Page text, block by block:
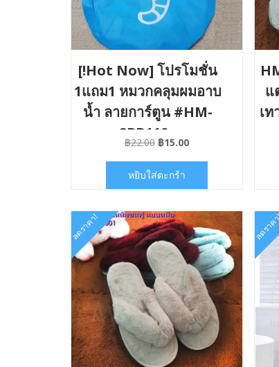
[!Hot Now] โปรโมชั่น
1แถม1 หมวกคลุมผมอาบ
น้ำ ลายการ์ตูน #HM-
SPB110x
฿22.00 Original
was:
฿15.00Current
หยิบใส่ตะกร้า
แ
เ
ลดราคา! ลดร